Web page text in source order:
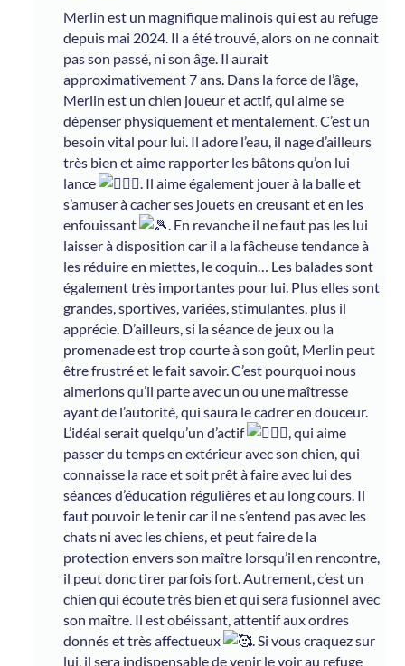
Merlin est un magnifique malinois qui est au refuge
depuis mai 2024. Il a été trouvé, alors on ne connait
pas son passé, ni son âge. Il aurait
approximativement 7 ans. Dans la force de l’âge,
Merlin est un chien joueur et actif, qui aime se
dépenser physiquement et mentalement. C’est un
besoin vital pour lui. Il adore l’eau, il nage d’ailleurs
très bien et aime rapporter les bâtons qu’on lui
lance
. Il aime également jouer à la balle et
s’amuser à cacher ses jouets en creusant et en les
enfouissant
. En revanche il ne faut pas les lui
laisser à disposition car il a la fâcheuse tendance à
les réduire en miettes, le coquin… Les balades sont
également très importantes pour lui. Plus elles sont
grandes, sportives, variées, stimulantes, plus il
apprécie. D’ailleurs, si la séance de jeux ou la
promenade est trop courte à son goût, Merlin peut
être frustré et le fait savoir. C’est pourquoi nous
aimerions qu’il parte avec un ou une maîtresse
ayant de l’autorité, qui saura le cadrer en douceur.
L’idéal serait quelqu’un d’actif
, qui aime
passer du temps en extérieur avec son chien, qui
connaisse la race et soit prêt à faire avec lui des
séances d’éducation régulières et au long cours. Il
faut pouvoir le tenir car il ne s’entend pas avec les
chats ni avec les chiens, et peut faire de la
protection envers son maître lorsqu’il en rencontre,
il peut donc tirer parfois fort. Autrement, c’est un
chien qui écoute très bien et qui sera fusionnel avec
son maître. Il est obéissant, attentif aux ordres
donnés et très affectueux
. Si vous craquez sur
lui, il sera indispensable de venir le voir au refuge